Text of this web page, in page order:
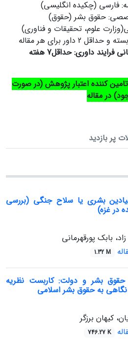
فارسی (چکیده انگلیسی)
حقوق بشر (حقوق)
علوم، تحقیقات و فناوری)
2 داور برای هر مقاله
فرایند داوری: حداقل7 هفته
کننده اعتبار پژوهش (در صورت
در مقاله
پر بازدید
بشری یا سلاح جنگی (بررسی
در غزه)
بابک پورقهرمانی
1.32 M
حقوق بشر و دولت: کاربست نظریه
نگاهی به حقوق بشر اسلامی
کیهان برزگر
746.27 K